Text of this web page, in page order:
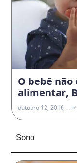
O bebê não
alimentar,
outubro 12, 2016
Sono